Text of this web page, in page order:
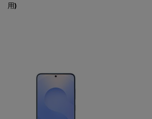
用)